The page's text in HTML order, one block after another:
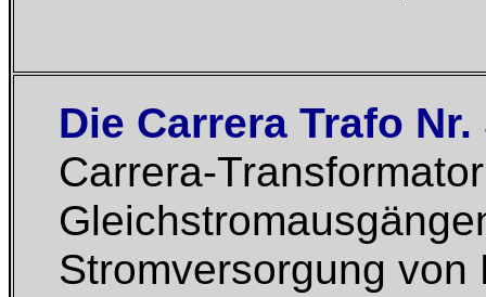
Die Carrera Trafo Nr.
Carrera-
Stromversorgung von